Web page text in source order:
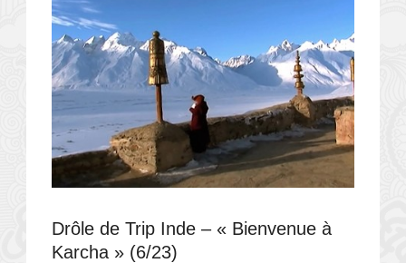
Drôle de Trip Inde – « Bienvenue à
Karcha » (6/23)